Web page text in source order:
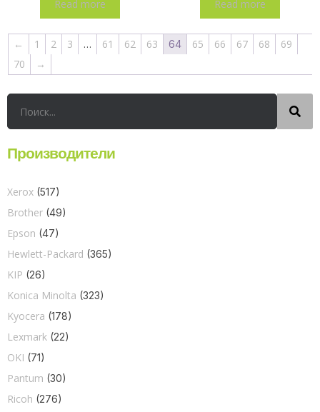
Read more Read more
← 1 2 3 … 61 62 63 64 65 66 67 68
69
70
→
Производители
Xerox (517)
Brother (49)
Epson (47)
Hewlett-Packard (365)
KIP (26)
Konica Minolta (323)
Kyocera (178)
Lexmark (22)
OKI (71)
Pantum (30)
Ricoh (276)